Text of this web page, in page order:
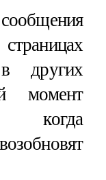
других
момент